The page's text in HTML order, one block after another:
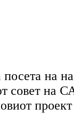
на
совет на